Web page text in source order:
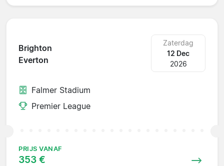
Brighton
Everton
Zaterdag
12 Dec
2026
Falmer Stadium
Premier League
PRIJS VANAF
353 €